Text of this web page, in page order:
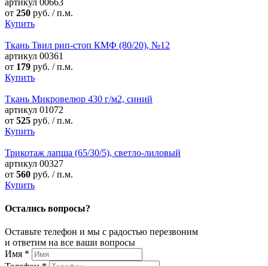
артикул 00663
от 250 руб. / п.м.
Купить
Ткань Твил рип-стоп КМФ (80/20), №12
артикул 00361
от 179 руб. / п.м.
Купить
Ткань Микровелюр 430 г/м2, синий
артикул 01072
от 525 руб. / п.м.
Купить
Трикотаж лапша (65/30/5), светло-лиловый
артикул 00327
от 560 руб. / п.м.
Купить
Остались вопросы?
Оставьте телефон и мы с радостью перезвоним
и ответим на все ваши вопросы
Имя *